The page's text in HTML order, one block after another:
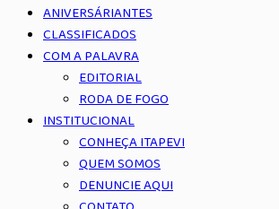
ANIVERSÁRIANTES
CLASSIFICADOS
COM A PALAVRA
EDITORIAL
RODA DE FOGO
INSTITUCIONAL
CONHEÇA ITAPEVI
QUEM SOMOS
DENUNCIE AQUI